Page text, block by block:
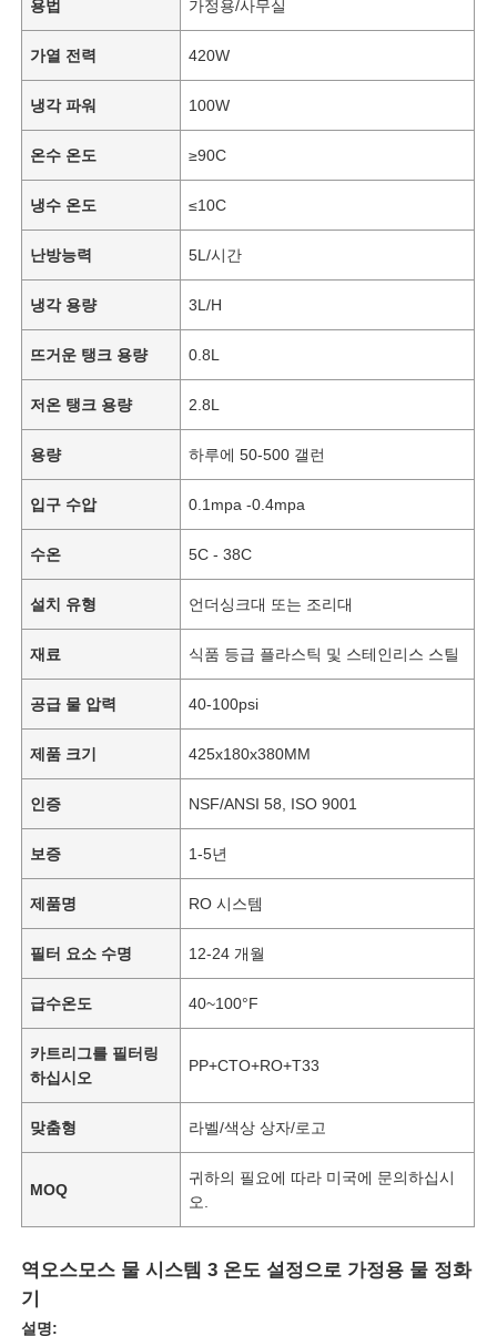
홈
제품 소개
동영상
회사 소개
공장 투어
연락처
용법 가정용/사무실
가열 전력 420W
냉각 파워 100W
온수 온도 ≥90C
냉수 온도 ≤10C
난방능력 5L/시간
냉각 용량 3L/H
뜨거운 탱크 용량 0.8L
저온 탱크 용량 2.8L
용량 하루에 50-500 갤런
입구 수압 0.1mpa -0.4mpa
수온 5C - 38C
설치 유형 언더싱크대 또는 조리대
재료 식품 등급 플라스틱 및 스테인리스 스틸
공급 물 압력 40-100psi
제품 크기 425x180x380MM
인증 NSF/ANSI 58, ISO 9001
보증 1-5년
제품명 RO 시스템
필터 요소 수명 12-24 개월
급수온도 40~100°F
카트리그를 필터링
하십시오
PP+CTO+RO+T33
맞춤형 라벨/색상 상자/로고
MOQ
귀하의 필요에 따라 미국에 문의하십시
오.
역오스모스 물 시스템 3 온도 설정으로 가정용 물 정화
기
설명: